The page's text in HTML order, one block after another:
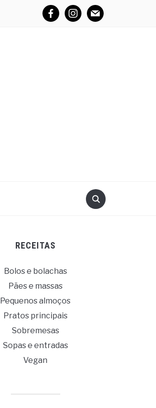
facebookinstagrammail
RECEITAS
Bolos e bolachas
Pães e massas
Pequenos almoços
Pratos principais
Sobremesas
Sopas e entradas
Vegan